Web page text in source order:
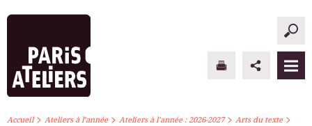
PARIS ATELIERS
Accueil> Ateliers à l’année> Ateliers à l’année : 2026-2027> Arts du texte>